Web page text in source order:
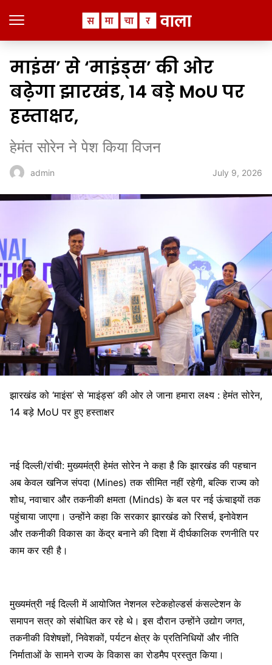
माइंस’ से ‘माइंड्स’ की ओर
बढ़ेगा झारखंड, 14 बड़े MoU पर
हस्ताक्षर,
हेमंत सोरेन ने पेश किया विजन
admin July 9, 2026
झारखंड को ‘माइंस’ से ‘माइंड्स’ की ओर ले जाना हमारा लक्ष्य : हेमंत सोरेन,
14 बड़े MoU पर हुए हस्ताक्षर
नई दिल्ली/रांची: मुख्यमंत्री हेमंत सोरेन ने कहा है कि झारखंड की पहचान
अब केवल खनिज संपदा (Mines) तक सीमित नहीं रहेगी, बल्कि राज्य को
शोध, नवाचार और तकनीकी क्षमता (Minds) के बल पर नई ऊंचाइयों तक
पहुंचाया जाएगा। उन्होंने कहा कि सरकार झारखंड को रिसर्च, इनोवेशन
और तकनीकी विकास का केंद्र बनाने की दिशा में दीर्घकालिक रणनीति पर
काम कर रही है।
मुख्यमंत्री नई दिल्ली में आयोजित नेशनल स्टेकहोल्डर्स कंसल्टेशन के
समापन सत्र को संबोधित कर रहे थे। इस दौरान उन्होंने उद्योग जगत,
तकनीकी विशेषज्ञों, निवेशकों, पर्यटन क्षेत्र के प्रतिनिधियों और नीति
निर्माताओं के सामने राज्य के विकास का रोडमैप प्रस्तुत किया।